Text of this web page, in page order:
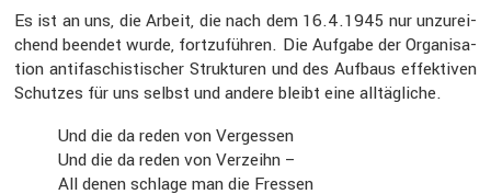
Es ist an uns, die Arbeit, die nach dem 16.4.1945 nur unzurei­
chend beendet wurde, fortzu­führen. Die Aufgabe der Organi­sa­
tion antifa­schis­ti­scher Struk­turen und des Aufbaus effek­tiven
Schutzes für uns selbst und andere bleibt eine alltäg­liche.
Und die da reden von Vergessen
Und die da reden von Verzeihn –
All denen schlage man die Fressen